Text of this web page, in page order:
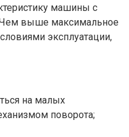
машины с
Чем выше максимальное
эксплуатации,
на малых
поворота;